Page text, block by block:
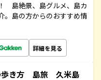
島絶景、島グルメ、島カ
。島の方からのおすすめ情
詳細を見る
歩き方 島旅 久米島